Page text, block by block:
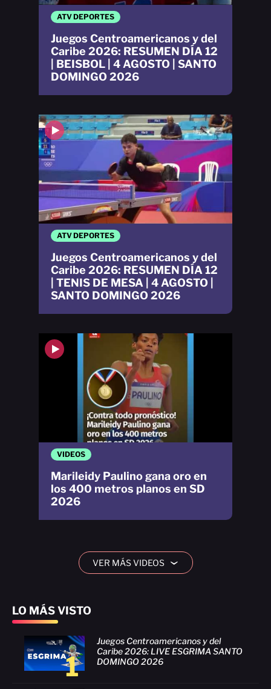
LO MÁS VISTO
1
Juegos Centroamericanos y del
Caribe 2026: LIVE ESGRIMA SANTO
DOMINGO 2026
VIDEOS
Marileidy Paulino gana oro en
los 400 metros planos en SD
2026
ATV DEPORTES
Juegos Centroamericanos y del
Caribe 2026: RESUMEN DÍA 12
| TENIS DE MESA | 4 AGOSTO |
SANTO DOMINGO 2026
ATV DEPORTES
Juegos Centroamericanos y del
Caribe 2026: RESUMEN DÍA 12
| BEISBOL | 4 AGOSTO | SANTO
DOMINGO 2026
VER MÁS VIDEOS ›